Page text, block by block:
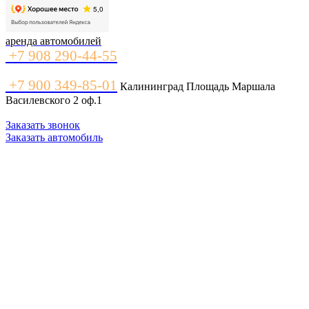
аренда автомобилей
+7 908 290-44-55
+7 900 349-85-01 Калининград Площадь Маршала
Василевского 2 оф.1
Заказать звонок
Заказать автомобиль